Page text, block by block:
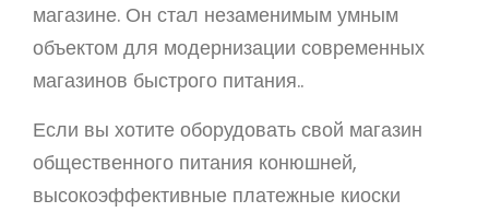
магазине. Он стал незаменимым умным
объектом для модернизации современных
магазинов быстрого питания..
Если вы хотите оборудовать свой магазин
общественного питания конюшней,
высокоэффективные платежные киоски